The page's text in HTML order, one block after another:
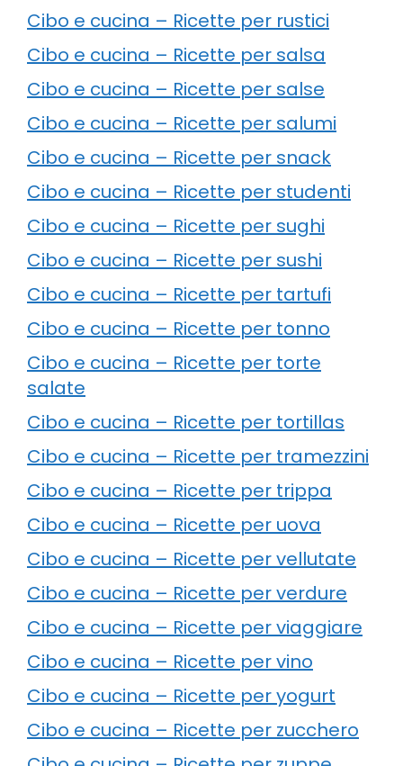
Cibo e cucina – Ricette per rustici
Cibo e cucina – Ricette per salsa
Cibo e cucina – Ricette per salse
Cibo e cucina – Ricette per salumi
Cibo e cucina – Ricette per snack
Cibo e cucina – Ricette per studenti
Cibo e cucina – Ricette per sughi
Cibo e cucina – Ricette per sushi
Cibo e cucina – Ricette per tartufi
Cibo e cucina – Ricette per tonno
Cibo e cucina – Ricette per torte
salate
Cibo e cucina – Ricette per tortillas
Cibo e cucina – Ricette per tramezzini
Cibo e cucina – Ricette per trippa
Cibo e cucina – Ricette per uova
Cibo e cucina – Ricette per vellutate
Cibo e cucina – Ricette per verdure
Cibo e cucina – Ricette per viaggiare
Cibo e cucina – Ricette per vino
Cibo e cucina – Ricette per yogurt
Cibo e cucina – Ricette per zucchero